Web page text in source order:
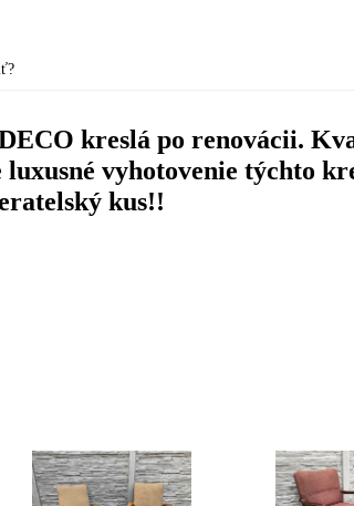
kreslá po renovácii.
vyhotovenie týchto
kus!!